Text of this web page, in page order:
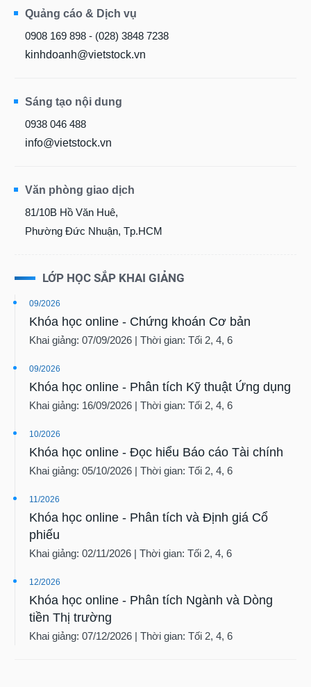
Quảng cáo & Dịch vụ
0908 169 898 - (028) 3848 7238
kinhdoanh@vietstock.vn
Sáng tạo nội dung
0938 046 488
info@vietstock.vn
Văn phòng giao dịch
81/10B Hồ Văn Huê,
Phường Đức Nhuận, Tp.HCM
LỚP HỌC SẮP KHAI GIẢNG
09/2026
Khóa học online - Chứng khoán Cơ bản
Khai giảng: 07/09/2026 | Thời gian: Tối 2, 4, 6
09/2026
Khóa học online - Phân tích Kỹ thuật Ứng dụng
Khai giảng: 16/09/2026 | Thời gian: Tối 2, 4, 6
10/2026
Khóa học online - Đọc hiểu Báo cáo Tài chính
Khai giảng: 05/10/2026 | Thời gian: Tối 2, 4, 6
11/2026
Khóa học online - Phân tích và Định giá Cổ
phiếu
Khai giảng: 02/11/2026 | Thời gian: Tối 2, 4, 6
12/2026
Khóa học online - Phân tích Ngành và Dòng
tiền Thị trường
Khai giảng: 07/12/2026 | Thời gian: Tối 2, 4, 6